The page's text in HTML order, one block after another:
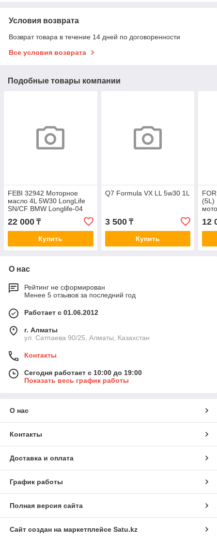
Условия возврата
Возврат товара в течение 14 дней по договоренности
Все условия возврата
Подобные товары компании
FEBI 32942 Моторное
масло 4L 5W30 LongLife
SN/CF BMW Longlife-04
VW502.00/505.00/01
22 000 ₸
Купить
Q7 Formula VX LL 5w30 1L
3 500₸
Купить
(5L)
12
О нас
Рейтинг не сформирован
Менее 5 отзывов за последний год
Работает с 01.06.2012
г. Алматы
ул. Сатпаева 90/25, Алматы, Казахстан
Контакты
Сегодня работает с 10:00 до 19:00
Показать весь график работы
О нас
Контакты
Доставка и оплата
График работы
Полная версия сайта
Сайт создан на маркетплейсе Satu.kz